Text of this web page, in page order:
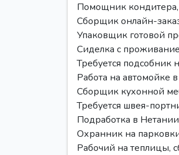
Помощник
Сборщик онлайн-
Упаковщик готовой
Сиделка с
Требуется подсобник
Работа на автомойке
Сборщик кухонной
Требуется швея-
Подработка в
Охранник на
Рабочий на теплицы,